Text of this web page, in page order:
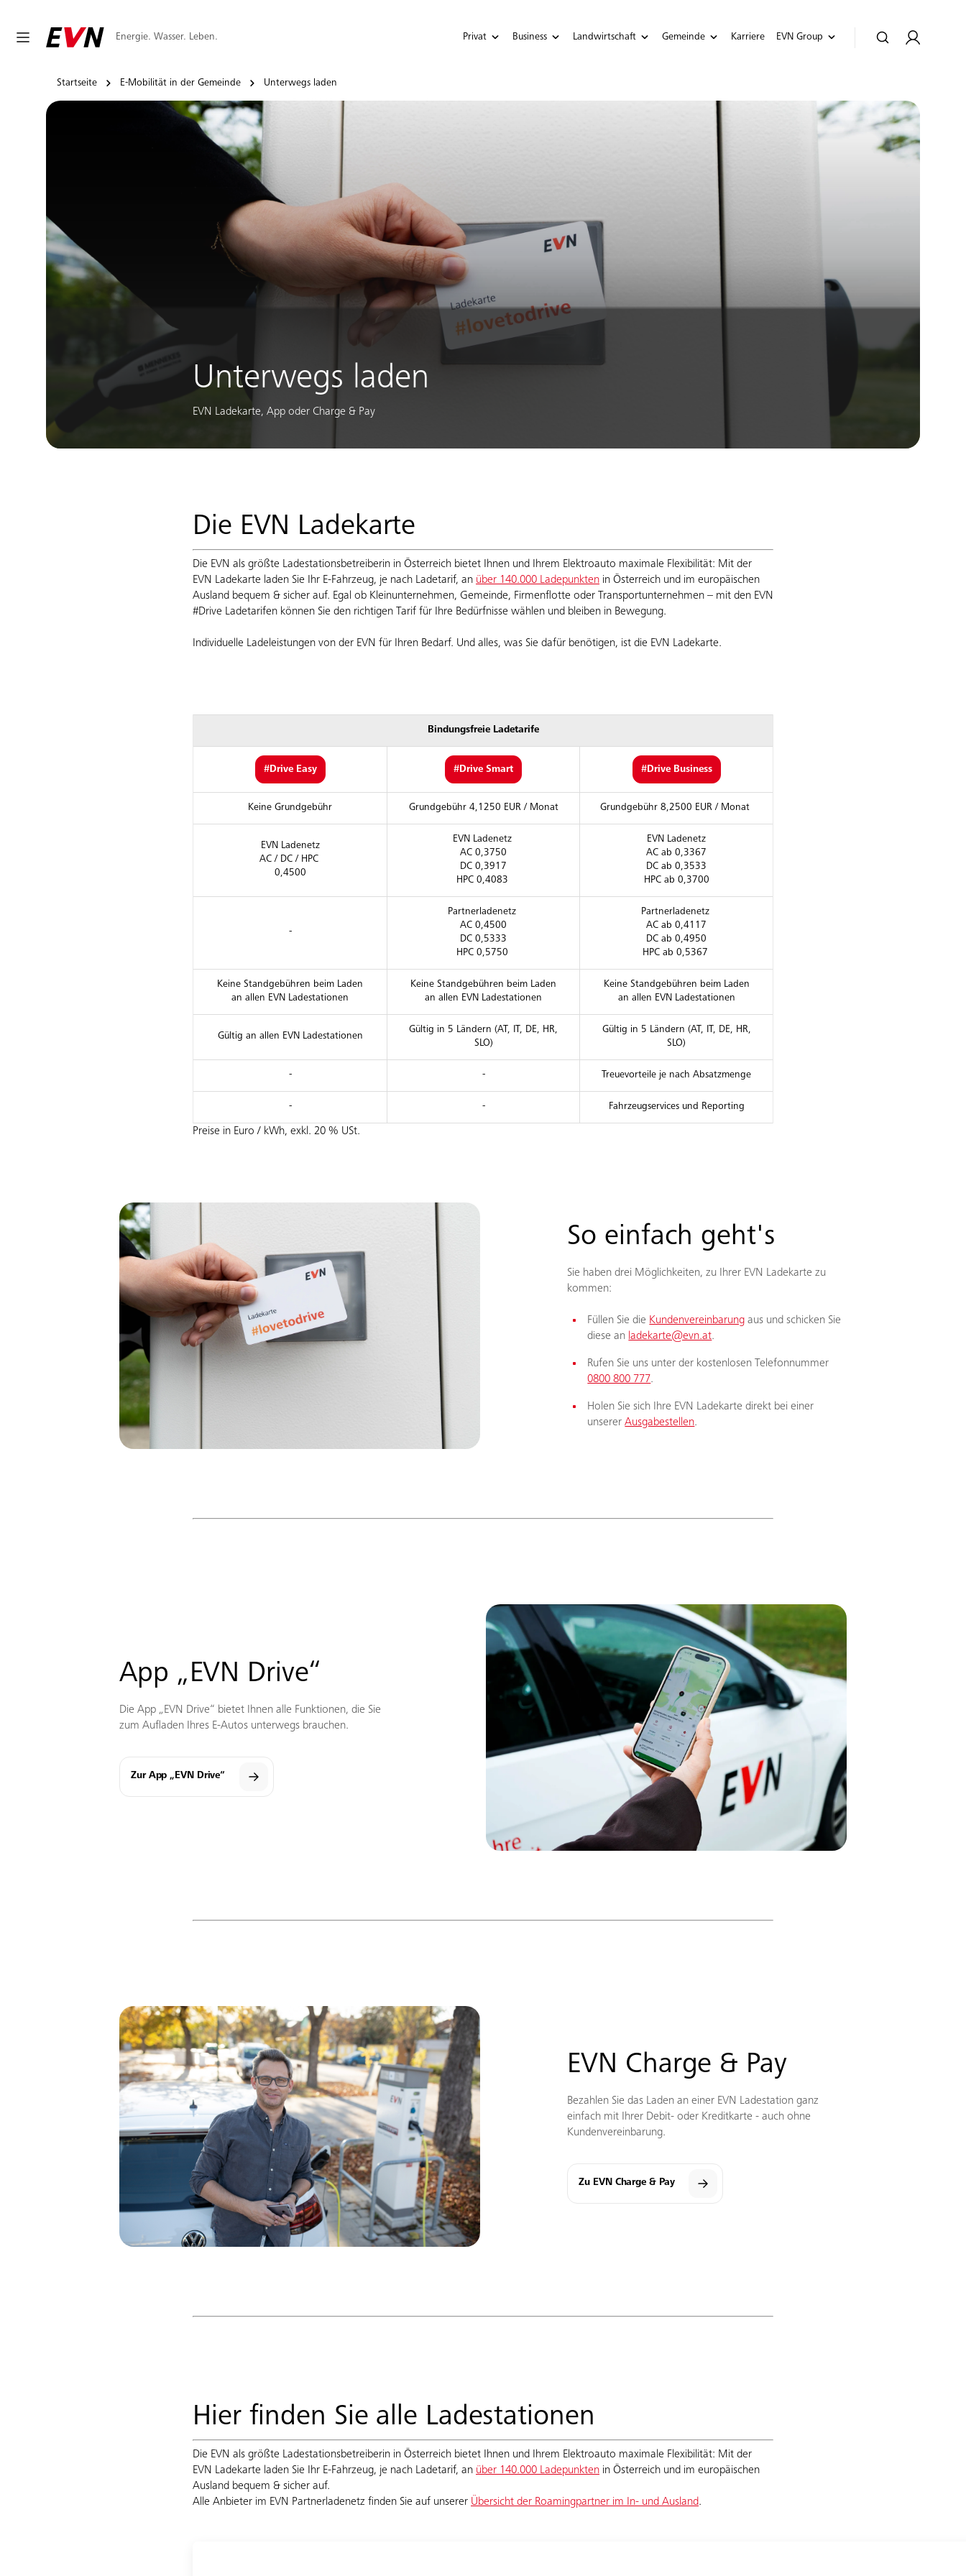
Energie. Wasser. Leben. Privat Business Landwirtschaft Gemeinde Karriere EVN Group
Startseite E-Mobilität in der Gemeinde Unterwegs laden
Unterwegs laden
EVN Ladekarte, App oder Charge & Pay
Die EVN Ladekarte
Die EVN als größte Ladestationsbetreiberin in Österreich bietet Ihnen und Ihrem Elektroauto maximale Flexibilität: Mit der
EVN Ladekarte laden Sie Ihr E-Fahrzeug, je nach Ladetarif, an über 140.000 Ladepunkten in Österreich und im europäischen
Ausland bequem & sicher auf. Egal ob Kleinunternehmen, Gemeinde, Firmenflotte oder Transportunternehmen – mit den EVN
#Drive Ladetarifen können Sie den richtigen Tarif für Ihre Bedürfnisse wählen und bleiben in Bewegung.
Individuelle Ladeleistungen von der EVN für Ihren Bedarf. Und alles, was Sie dafür benötigen, ist die EVN Ladekarte.
Bindungsfreie Ladetarife
#Drive Easy #Drive Smart #Drive Business
Keine Grundgebühr Grundgebühr 4,1250 EUR / Monat Grundgebühr 8,2500 EUR / Monat
EVN Ladenetz
AC / DC / HPC
0,4500
EVN Ladenetz
AC 0,3750
DC 0,3917
HPC 0,4083
EVN Ladenetz
AC ab 0,3367
DC ab 0,3533
HPC ab 0,3700
-
Partnerladenetz
AC 0,4500
DC 0,5333
HPC 0,5750
Partnerladenetz
AC ab 0,4117
DC ab 0,4950
HPC ab 0,5367
Keine Standgebühren beim Laden
an allen EVN Ladestationen
Keine Standgebühren beim Laden
an allen EVN Ladestationen
Keine Standgebühren beim Laden
an allen EVN Ladestationen
Gültig an allen EVN Ladestationen
Gültig in 5 Ländern (AT, IT, DE, HR,
SLO)
Gültig in 5 Ländern (AT, IT, DE, HR,
SLO)
- - Treuevorteile je nach Absatzmenge
- - Fahrzeugservices und Reporting
Preise in Euro / kWh, exkl. 20 % USt.
So einfach geht's
Sie haben drei Möglichkeiten, zu Ihrer EVN Ladekarte zu
kommen:
Füllen Sie die Kundenvereinbarung aus und schicken Sie
diese an ladekarte@evn.at.
Rufen Sie uns unter der kostenlosen Telefonnummer
0800 800 777.
Holen Sie sich Ihre EVN Ladekarte direkt bei einer
unsererAusgabestellen.
App „EVN Drive“
Die App „EVN Drive“ bietet Ihnen alle Funktionen, die Sie
zum Aufladen Ihres E-Autos unterwegs brauchen.
Zur App „EVN Drive“
EVN Charge & Pay
Bezahlen Sie das Laden an einer EVN Ladestation ganz
einfach mit Ihrer Debit- oder Kreditkarte - auch ohne
Kundenvereinbarung.
Zu EVN Charge & Pay
Hier finden Sie alle Ladestationen
Die EVN als größte Ladestationsbetreiberin in Österreich bietet Ihnen und Ihrem Elektroauto maximale Flexibilität: Mit der
EVN Ladekarte laden Sie Ihr E-Fahrzeug, je nach Ladetarif, an über 140.000 Ladepunkten in Österreich und im europäischen
Ausland bequem & sicher auf.
Alle Anbieter im EVN Partnerladenetz finden Sie auf unserer Übersicht der Roamingpartner im In- und Ausland.